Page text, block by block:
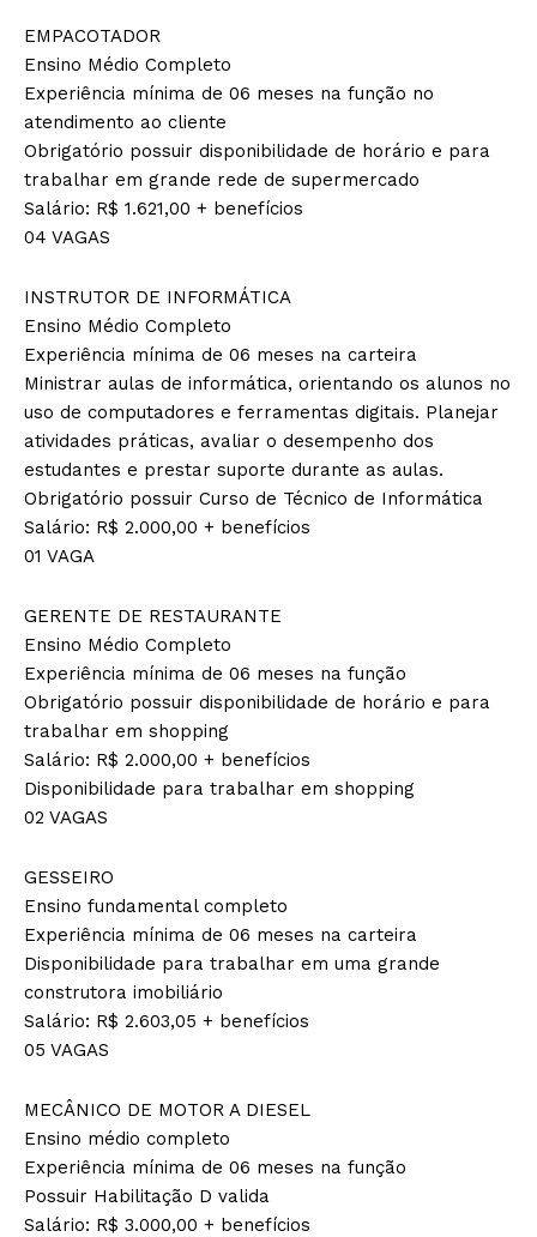
EMPACOTADOR
Ensino Médio Completo
Experiência mínima de 06 meses na função no
atendimento ao cliente
Obrigatório possuir disponibilidade de horário e para
trabalhar em grande rede de supermercado
Salário: R$ 1.621,00 + benefícios
04 VAGAS
INSTRUTOR DE INFORMÁTICA
Ensino Médio Completo
Experiência mínima de 06 meses na carteira
Ministrar aulas de informática, orientando os alunos no
uso de computadores e ferramentas digitais. Planejar
atividades práticas, avaliar o desempenho dos
estudantes e prestar suporte durante as aulas.
Obrigatório possuir Curso de Técnico de Informática
Salário: R$ 2.000,00 + benefícios
01 VAGA
GERENTE DE RESTAURANTE
Ensino Médio Completo
Experiência mínima de 06 meses na função
Obrigatório possuir disponibilidade de horário e para
trabalhar em shopping
Salário: R$ 2.000,00 + benefícios
Disponibilidade para trabalhar em shopping
02 VAGAS
GESSEIRO
Ensino fundamental completo
Experiência mínima de 06 meses na carteira
Disponibilidade para trabalhar em uma grande
construtora imobiliário
Salário: R$ 2.603,05 + benefícios
05 VAGAS
MECÂNICO DE MOTOR A DIESEL
Ensino médio completo
Experiência mínima de 06 meses na função
Possuir Habilitação D valida
Salário: R$ 3.000,00 + benefícios